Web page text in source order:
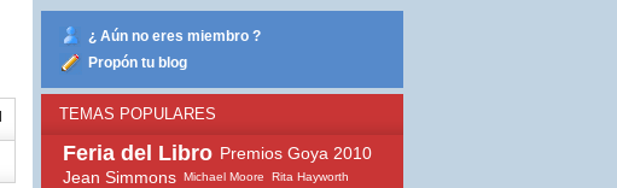
¿ Aún no eres miembro ?
Propón tu blog
TEMAS POPULARES
Feria del Libro Premios Goya 2010
Jean Simmons Michael Moore Rita Hayworth